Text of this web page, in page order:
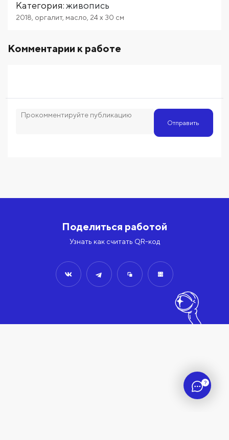
?
Категория:живопись
2018 оргалит, масло 24x 30 см
Комментарии к работе
Отправить
Поделиться работой
Узнать как считать QR-код